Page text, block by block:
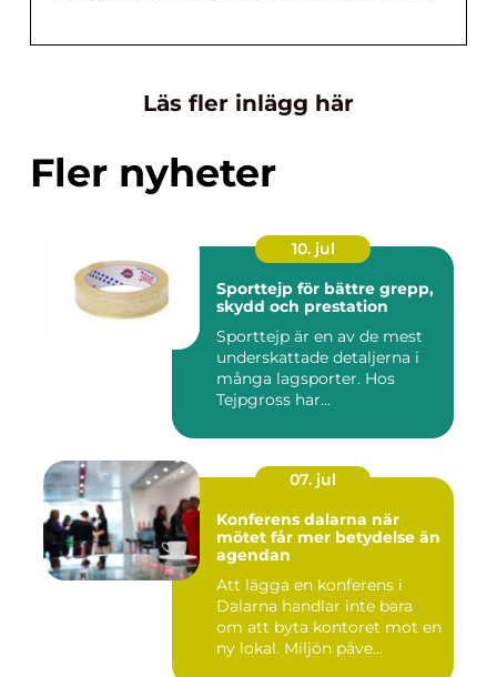
Läs fler inlägg här
Fler nyheter
10. jul
Sporttejp för bättre grepp,
skydd och prestation
Sporttejp är en av de mest
underskattade detaljerna i
många lagsporter. Hos
Tejpgross har...
07. jul
Konferens dalarna när
mötet får mer betydelse än
agendan
Att lägga en konferens i
Dalarna handlar inte bara
om att byta kontoret mot en
ny lokal. Miljön påve...